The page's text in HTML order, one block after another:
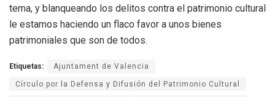
tema, y blanqueando los delitos contra el patrimonio cultural
le estamos haciendo un flaco favor a unos bienes
patrimoniales que son de todos.
Etiquetas: Ajuntament de Valencia
Círculo por la Defensa y Difusión del Patrimonio Cultural